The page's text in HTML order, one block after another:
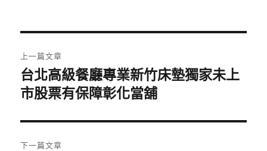
章
導
覽
上一篇文章
上
一
文
章:
台北高級餐廳專業新竹床墊獨家未上
市股票有保障彰化當舖
下一篇文章